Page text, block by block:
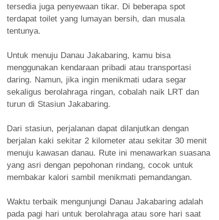
tersedia juga penyewaan tikar. Di beberapa spot
terdapat toilet yang lumayan bersih, dan musala
tentunya.
Untuk menuju Danau Jakabaring, kamu bisa
menggunakan kendaraan pribadi atau transportasi
daring. Namun, jika ingin menikmati udara segar
sekaligus berolahraga ringan, cobalah naik LRT dan
turun di Stasiun Jakabaring.
Dari stasiun, perjalanan dapat dilanjutkan dengan
berjalan kaki sekitar 2 kilometer atau sekitar 30 menit
menuju kawasan danau. Rute ini menawarkan suasana
yang asri dengan pepohonan rindang, cocok untuk
membakar kalori sambil menikmati pemandangan.
Waktu terbaik mengunjungi Danau Jakabaring adalah
pada pagi hari untuk berolahraga atau sore hari saat